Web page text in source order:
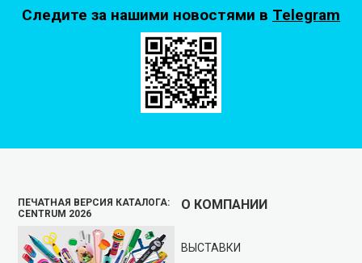
Следите за нашими новостями в Telegram
ПЕЧАТНАЯ ВЕРСИЯ КАТАЛОГА:
CENTRUM 2026
О КОМПАНИИ
ВЫСТАВКИ